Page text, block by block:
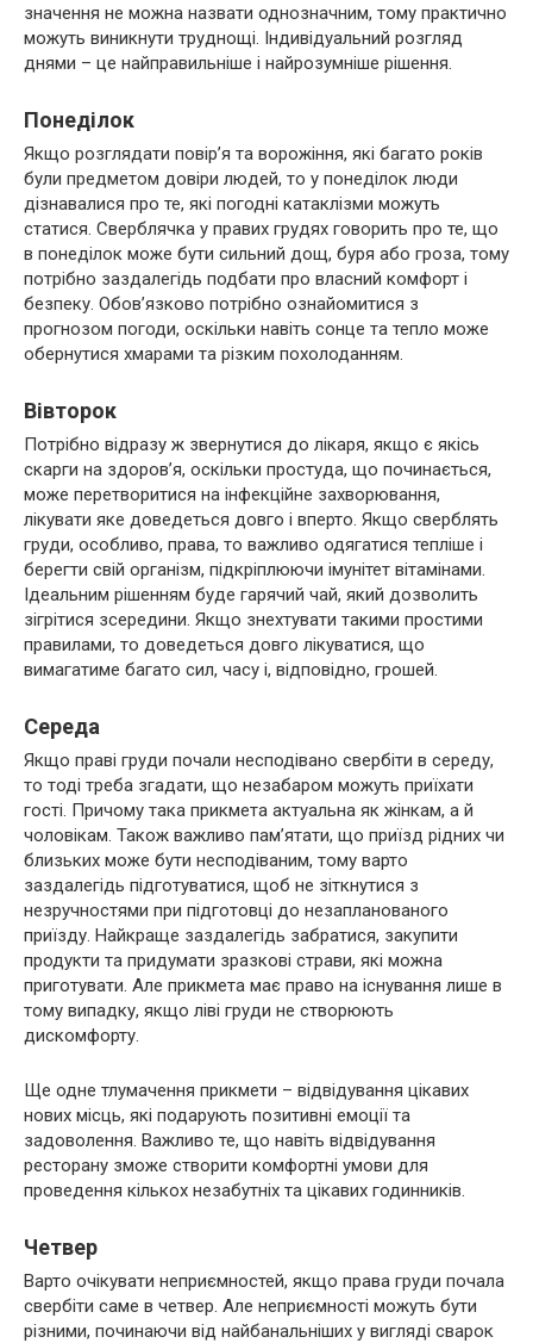
значення не можна назвати однозначним, тому практично
можуть виникнути труднощі. Індивідуальний розгляд
днями – це найправильніше і найрозумніше рішення.
Понеділок
Якщо розглядати повір’я та ворожіння, які багато років
були предметом довіри людей, то у понеділок люди
дізнавалися про те, які погодні катаклізми можуть
статися. Сверблячка у правих грудях говорить про те, що
в понеділок може бути сильний дощ, буря або гроза, тому
потрібно заздалегідь подбати про власний комфорт і
безпеку. Обов’язково потрібно ознайомитися з
прогнозом погоди, оскільки навіть сонце та тепло може
обернутися хмарами та різким похолоданням.
Вівторок
Потрібно відразу ж звернутися до лікаря, якщо є якісь
скарги на здоров’я, оскільки простуда, що починається,
може перетворитися на інфекційне захворювання,
лікувати яке доведеться довго і вперто. Якщо сверблять
груди, особливо, права, то важливо одягатися тепліше і
берегти свій організм, підкріплюючи імунітет вітамінами.
Ідеальним рішенням буде гарячий чай, який дозволить
зігрітися зсередини. Якщо знехтувати такими простими
правилами, то доведеться довго лікуватися, що
вимагатиме багато сил, часу і, відповідно, грошей.
Середа
Якщо праві груди почали несподівано свербіти в середу,
то тоді треба згадати, що незабаром можуть приїхати
гості. Причому така прикмета актуальна як жінкам, а й
чоловікам. Також важливо пам’ятати, що приїзд рідних чи
близьких може бути несподіваним, тому варто
заздалегідь підготуватися, щоб не зіткнутися з
незручностями при підготовці до незапланованого
приїзду. Найкраще заздалегідь забратися, закупити
продукти та придумати зразкові страви, які можна
приготувати. Але прикмета має право на існування лише в
тому випадку, якщо ліві груди не створюють
дискомфорту.
Ще одне тлумачення прикмети – відвідування цікавих
нових місць, які подарують позитивні емоції та
задоволення. Важливо те, що навіть відвідування
ресторану зможе створити комфортні умови для
проведення кількох незабутніх та цікавих годинників.
Четвер
Варто очікувати неприємностей, якщо права груди почала
свербіти саме в четвер. Але неприємності можуть бути
різними, починаючи від найбанальніших у вигляді сварок